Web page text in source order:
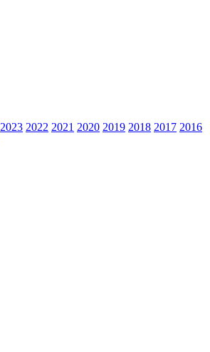
2023 2022 2021 2020 2019 2018 2017 2016